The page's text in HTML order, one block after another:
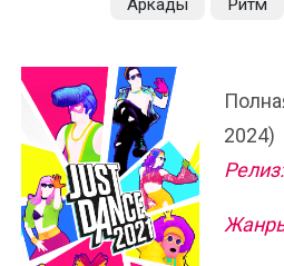
Аркады
Ритм
2024)
Релиз: